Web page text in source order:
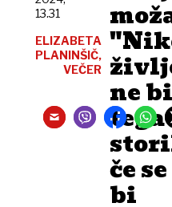
ne bi
tega
če
bi
13.31
ELIZABETA
PLANINŠIČ,
VEČER